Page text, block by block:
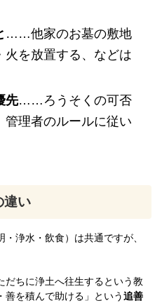
……他家のお墓の敷地
火を放置する、などは
先……ろうそくの可否
管理者のルールに従い
違い
浄水・飲食）は共通ですが、
だちに浄土へ往生するという教
善を積んで助ける」という追善